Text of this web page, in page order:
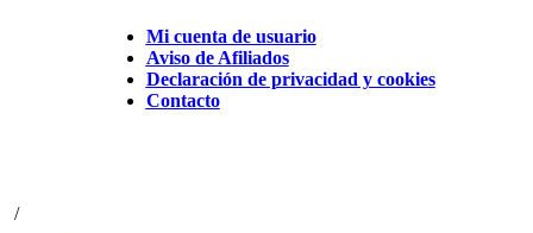
Mi cuenta de usuario
Aviso de Afiliados
Declaración de privacidad y cookies
Contacto
/